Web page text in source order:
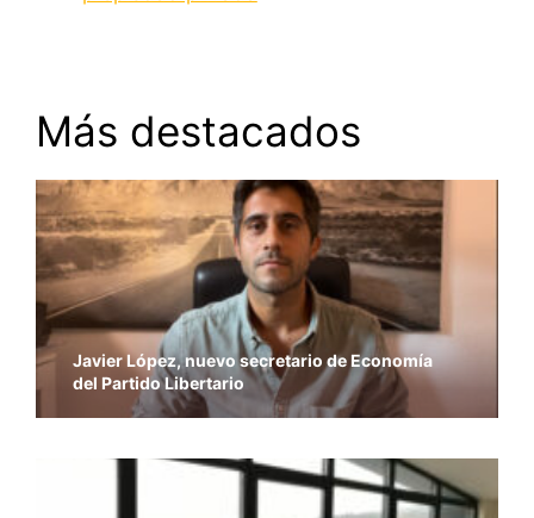
Más destacados
Javier López, nuevo secretario de Economía
del Partido Libertario